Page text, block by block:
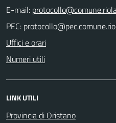
E-mail:
PEC:
Uffici e orari
Numeri utili
LINK UTILI
Provincia di Oristano